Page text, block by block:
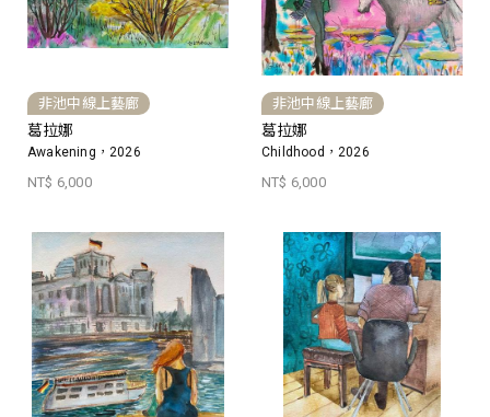
非池中線上藝廊
葛拉娜
Awakening，2026
NT$ 6,000
非池中線上藝廊
葛拉娜
Childhood，2026
NT$ 6,000